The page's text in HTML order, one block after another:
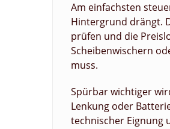
Am einfachsten
Hintergrund drängt.
prüfen und die
Scheibenwischern
muss.
Spürbar wichtiger
Lenkung oder
technischer Eignung